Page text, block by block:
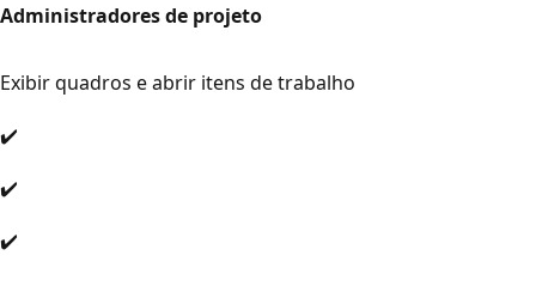
Administradores de projeto
Exibir quadros e abrir itens de trabalho
✔️
✔️
✔️